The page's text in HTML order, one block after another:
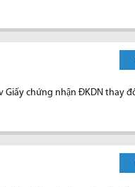
Giấy chứng nhận ĐKDN thay